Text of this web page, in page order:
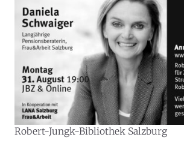
Robert-Jungk-Bibliothek Salzburg